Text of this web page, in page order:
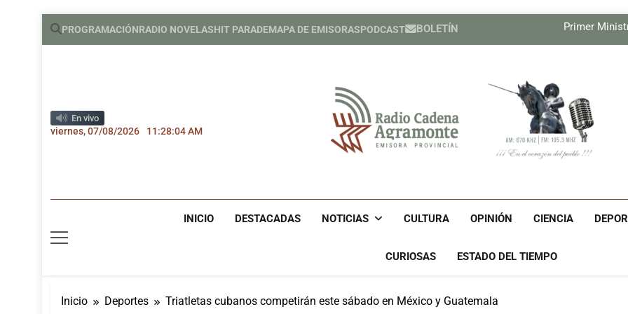
Saltar
PROGRAMACIÓNRADIO NOVELASHIT PARADEMAPA DE EMISORASPODCAST BOLETÍN
Primer
Nuevas medidas de Estados
Nuevas medidas de Estados
Relatores de la ONU exigen a
En vivo
viernes, 07/08/2026 11:28:05 AM
Radio Cadena
INICIO DESTACADAS NOTICIAS CULTURA OPINIÓN CIENCIA
CURIOSAS ESTADO DEL TIEMPO
Inicio Deportes Triatletas cubanos competirán este sábado en México y Guatemala